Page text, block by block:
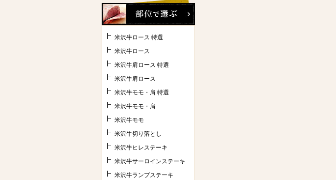
米沢牛ロース 特選
米沢牛ロース
米沢牛肩ロース 特選
米沢牛肩ロース
米沢牛モモ・肩 特選
米沢牛モモ・肩
米沢牛モモ
米沢牛切り落とし
米沢牛ヒレステーキ
米沢牛サーロインステーキ
米沢牛ランプステーキ